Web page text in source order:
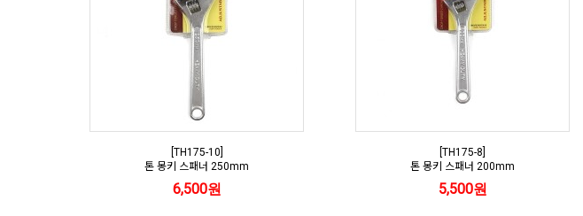
[TH175-10]
톤 몽키 스패너 250mm
6,500원
[TH175-8]
톤 몽키 스패너 200mm
5,500원